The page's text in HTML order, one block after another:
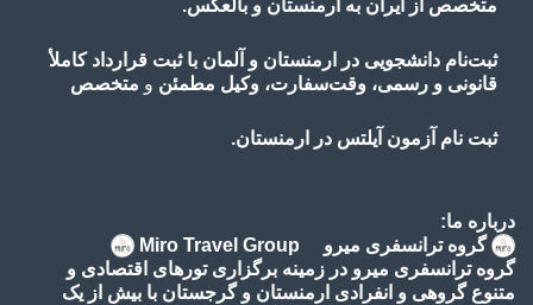
متخصص از ایران به ارمنستان و بالعکس.
ثبت‌نام دانشجویی در ارمنستان و آلمان با ثبت قرارداد کاملأ
قانونی و رسمی، وقت‌سفارت، وکیل مطمئن و متخصص
ثبت نام آزمون آیلتس در ارمنستان.
درباره ما:
گروه ترانسفری میرو Miro Travel Group
گروه ترانسفری میرو در زمینه برگزاری تورهای اقتصادی و
متنوع گروهی و انفرادی ارمنستان و گرجستان با بیش از یک